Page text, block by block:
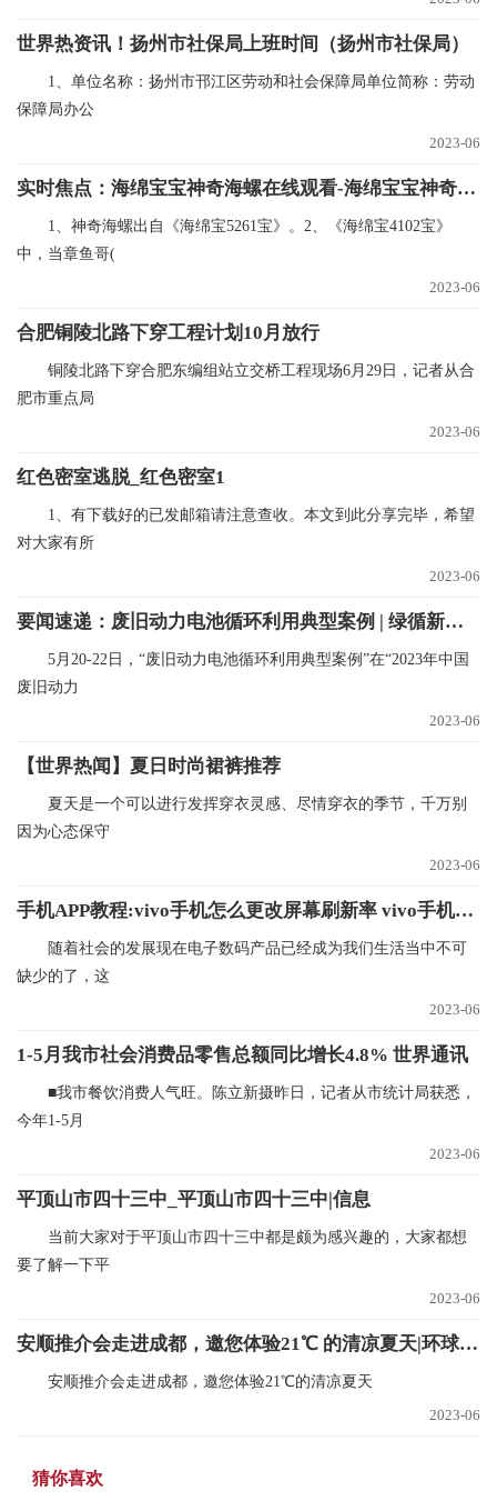
世界热资讯！扬州市社保局上班时间（扬州市社保局）
1、单位名称：扬州市邗江区劳动和社会保障局单位简称：劳动
保障局办公
2023-06
实时焦点：海绵宝宝神奇海螺在线观看-海绵宝宝神奇海螺
1、神奇海螺出自《海绵宝5261宝》。2、《海绵宝4102宝》
中，当章鱼哥(
2023-06
合肥铜陵北路下穿工程计划10月放行
铜陵北路下穿合肥东编组站立交桥工程现场6月29日，记者从合
肥市重点局
2023-06
红色密室逃脱_红色密室1
1、有下载好的已发邮箱请注意查收。本文到此分享完毕，希望
对大家有所
2023-06
要闻速递：废旧动力电池循环利用典型案例 | 绿循新能源产业（广东）有限公司
5月20-22日，“废旧动力电池循环利用典型案例”在“2023年中国
废旧动力
2023-06
【世界热闻】夏日时尚裙裤推荐
夏天是一个可以进行发挥穿衣灵感、尽情穿衣的季节，千万别
因为心态保守
2023-06
手机APP教程:vivo手机怎么更改屏幕刷新率 vivo手机更改屏幕刷新率的方法
随着社会的发展现在电子数码产品已经成为我们生活当中不可
缺少的了，这
2023-06
1-5月我市社会消费品零售总额同比增长4.8% 世界通讯
■我市餐饮消费人气旺。陈立新摄昨日，记者从市统计局获悉，
今年1-5月
2023-06
平顶山市四十三中_平顶山市四十三中|信息
当前大家对于平顶山市四十三中都是颇为感兴趣的，大家都想
要了解一下平
2023-06
安顺推介会走进成都，邀您体验21℃ 的清凉夏天|环球微资讯
安顺推介会走进成都，邀您体验21℃的清凉夏天
2023-06
猜你喜欢